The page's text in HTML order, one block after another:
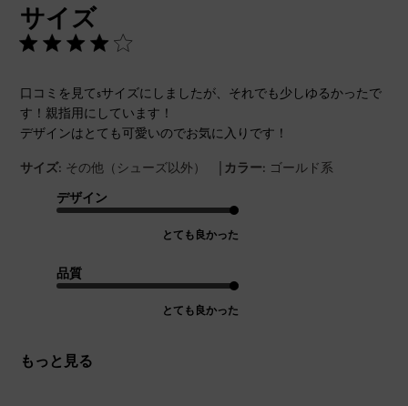
サイズ
口コミを見てsサイズにしましたが、それでも少しゆるかったで
す！親指用にしています！
デザインはとても可愛いのでお気に入りです！
サイズ: その他（シューズ以外） | カラー: ゴールド系
デザイン
とても良かった
品質
とても良かった
もっと見る